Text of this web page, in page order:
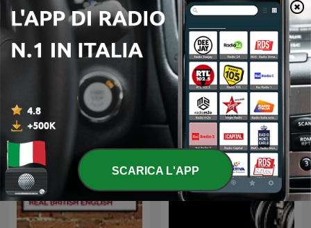
Le Caporetto degli altri Panda Show - Sin Picante
SCARICA L'APP